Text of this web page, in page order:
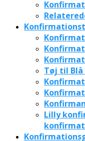
Tøj til Blå
Lilly